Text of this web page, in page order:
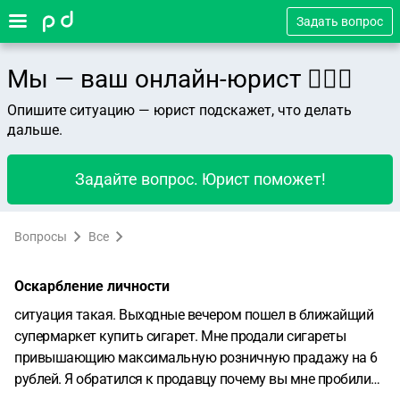
Задать вопрос
Мы — ваш онлайн-юрист 👨🏻‍⚖️
Опишите ситуацию — юрист подскажет, что делать
дальше.
Задайте вопрос. Юрист поможет!
Вопросы Все
Оскарбление личности
ситуация такая. Выходные вечером пошел в ближайщий
супермаркет купить сигарет. Мне продали сигареты
привышающию максимальную розничную прадажу на 6
рублей. Я обратился к продавцу почему вы мне пробили